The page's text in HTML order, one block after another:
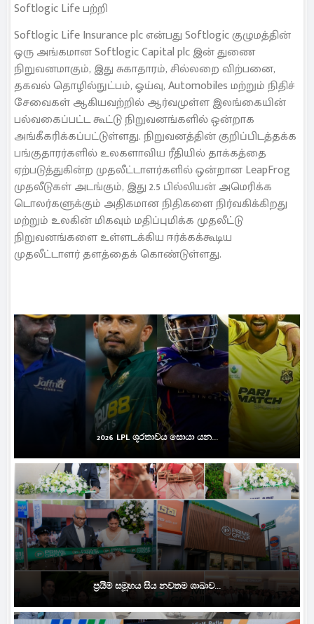
Softlogic Life பற்றி
Softlogic Life Insurance plc என்பது Softlogic குழுமத்தின்
ஒரு அங்கமான Softlogic Capital plc இன் துணை
நிறுவனமாகும், இது சுகாதாரம், சில்லறை விற்பனை,
தகவல் தொழில்நுட்பம், ஓய்வு, Automobiles மற்றும் நிதிச்
சேவைகள் ஆகியவற்றில் ஆர்வமுள்ள இலங்கையின்
பல்வகைப்பட்ட கூட்டு நிறுவனங்களில் ஒன்றாக
அங்கீகரிக்கப்பட்டுள்ளது. நிறுவனத்தின் குறிப்பிடத்தக்க
பங்குதாரர்களில் உலகளாவிய ரீதியில் தாக்கத்தை
ஏற்படுத்துகின்ற முதலீட்டாளர்களில் ஒன்றான LeapFrog
முதலீடுகள் அடங்கும், இது 2.5 பில்லியன் அமெரிக்க
டொலர்களுக்கும் அதிகமான நிதிகளை நிர்வகிக்கிறது
மற்றும் உலகின் மிகவும் மதிப்புமிக்க முதலீட்டு
நிறுவனங்களை உள்ளடக்கிய ஈர்க்கக்கூடிய
முதலீட்டாளர் தளத்தைக் கொண்டுள்ளது.
2026 LPL ශූරතාවය සොයා යන...
ප්‍රයිම් සමූහය සිය නවතම ශාඛාව...